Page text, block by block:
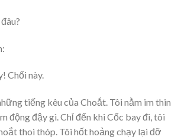
Chối này.
tiếng kêu của Choắt. Tôi nằm im thin
động đậy gì. Chỉ đến khi Cốc bay đi, tôi
thoi thóp. Tôi hốt hoảng chạy lại đỡ